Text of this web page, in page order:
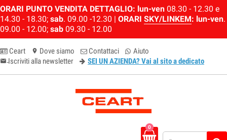
ORARI PUNTO VENDITA DETTAGLIO: lun-ven 08.30 - 12.30 e
14.30 - 18.30; sab. 09.00 -12.30 | ORARI SKY/LINKEM: lun-ven.
09.00 - 12.00; sab 09.30 - 12.00
Ceart location_on Dove siamo Contattaci Aiuto
email-newsletter
Iscriviti alla newsletter SEI UN AZIENDA? Vai al sito a dedicato
0